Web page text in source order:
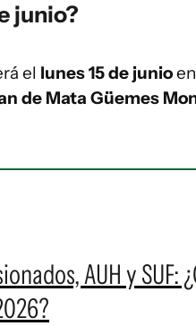
junio?
el lunes 15 de junio
de Mata Güemes
AUH y SUF: